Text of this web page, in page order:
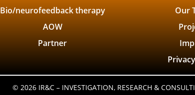
Bio/neurofeedback therapy
AOW
Partner
Our
© 2026 IR&C – INVESTIGATION, RESEARCH &